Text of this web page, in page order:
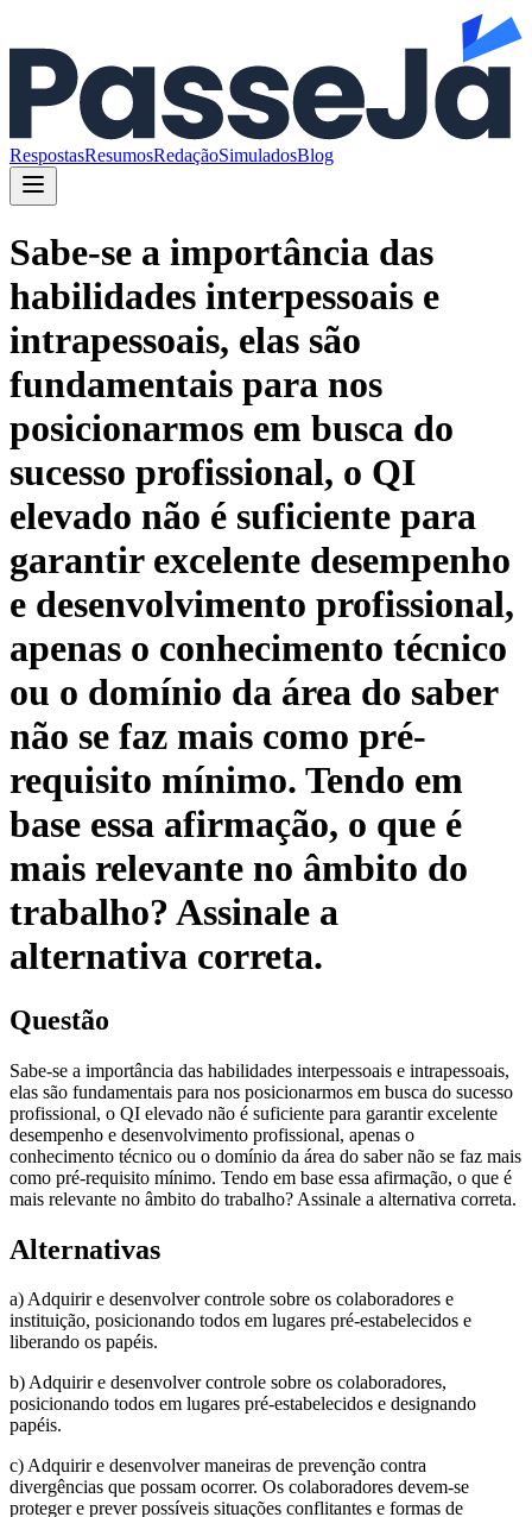
RespostasResumosRedaçãoSimuladosBlog
Sabe-se a importância das
habilidades interpessoais e
intrapessoais, elas são
fundamentais para nos
posicionarmos em busca do
sucesso profissional, o QI
elevado não é suficiente para
garantir excelente desempenho
e desenvolvimento profissional,
apenas o conhecimento técnico
ou o domínio da área do saber
não se faz mais como pré-
requisito mínimo. Tendo em
base essa afirmação, o que é
mais relevante no âmbito do
trabalho? Assinale a
alternativa correta.
Questão
Sabe-se a importância das habilidades interpessoais e intrapessoais,
elas são fundamentais para nos posicionarmos em busca do sucesso
profissional, o QI elevado não é suficiente para garantir excelente
desempenho e desenvolvimento profissional, apenas o
conhecimento técnico ou o domínio da área do saber não se faz mais
como pré-requisito mínimo. Tendo em base essa afirmação, o que é
mais relevante no âmbito do trabalho? Assinale a alternativa correta.
Alternativas
a) Adquirir e desenvolver controle sobre os colaboradores e
instituição, posicionando todos em lugares pré-estabelecidos e
liberando os papéis.
b) Adquirir e desenvolver controle sobre os colaboradores,
posicionando todos em lugares pré-estabelecidos e designando
papéis.
c) Adquirir e desenvolver maneiras de prevenção contra
divergências que possam ocorrer. Os colaboradores devem-se
proteger e prever possíveis situações conflitantes e formas de